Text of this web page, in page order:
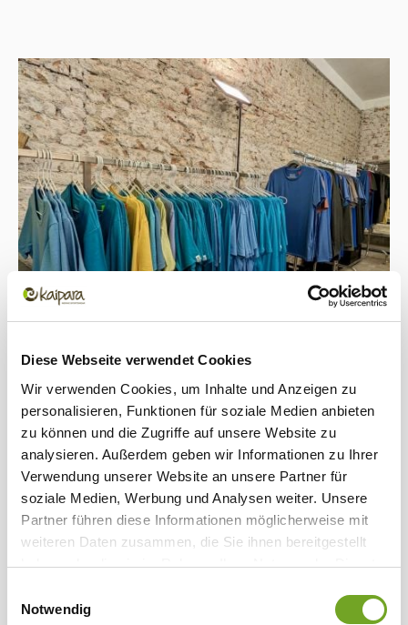
Diese Webseite verwendet Cookies
Wir verwenden Cookies, um Inhalte und Anzeigen zu
personalisieren, Funktionen für soziale Medien anbieten
zu können und die Zugriffe auf unsere Website zu
analysieren. Außerdem geben wir Informationen zu Ihrer
Verwendung unserer Website an unsere Partner für
soziale Medien, Werbung und Analysen weiter. Unsere
Partner führen diese Informationen möglicherweise mit
weiteren Daten zusammen, die Sie ihnen bereitgestellt
haben oder die sie im Rahmen Ihrer Nutzung der Dienste
Notwendig
Gut Schwaighof ist Teil der Gemeinde
Allmannshofen und liegt im nördlichen
Teil des Landkreises Augsburg im
„Naturpark Westliche Wälder“ – der
perfekte Ort für Kaipara. Inmitten der
wunderschönen Landschaft haben wir
auf dem Gutshof eine Heimat gefunden,
die zu unserer Philosophie als
Die denkmalgeschützten, historischen